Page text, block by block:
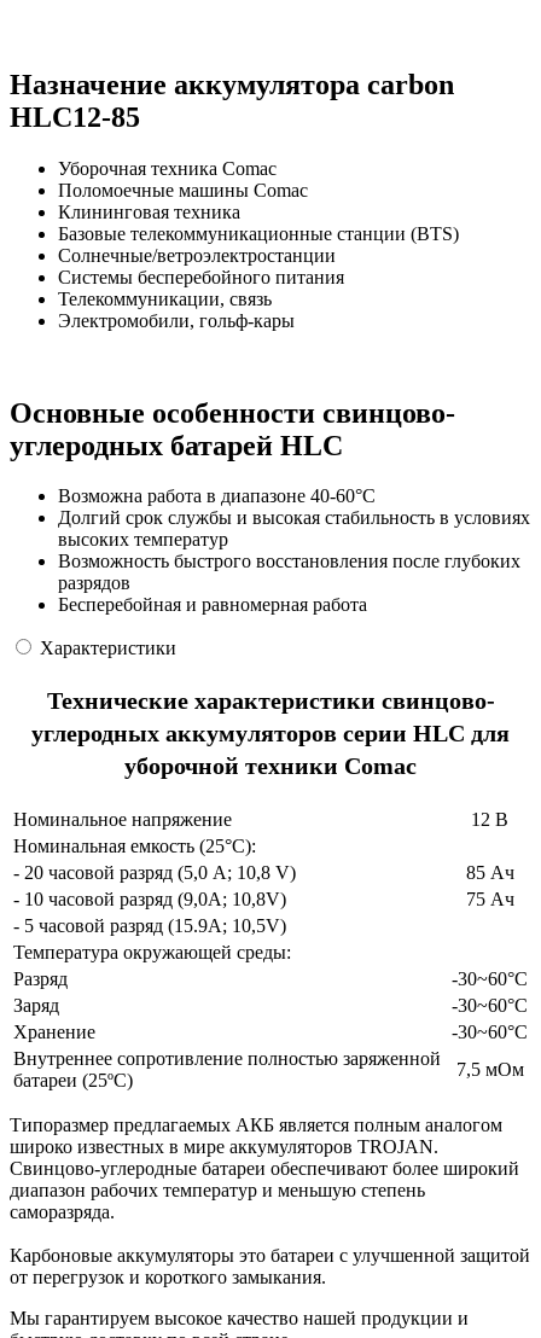
Назначение аккумулятора carbon
HLC12-85
Уборочная техника Comac
Поломоечные машины Comac
Клининговая техника
Базовые телекоммуникационные станции (BTS)
Солнечные/ветроэлектростанции
Системы бесперебойного питания
Телекоммуникации, связь
Электромобили, гольф-кары
Основные особенности свинцово-
углеродных батарей HLC
Возможна работа в диапазоне 40-60°С
Долгий срок службы и высокая стабильность в условиях
высоких температур
Возможность быстрого восстановления после глубоких
разрядов
Бесперебойная и равномерная работа
Характеристики
Технические характеристики cвинцово-
углеродных аккумуляторов серии HLC для
уборочной техники Comac
Номинальное напряжение
12 В
Номинальная емкость (25°С):
- 20 часовой разряд (5,0 А; 10,8 V)
85 Ач
- 10 часовой разряд (9,0А; 10,8V)
75 Ач
- 5 часовой разряд (15.9А; 10,5V)
Температура окружающей среды:
Разряд
-30~60°С
Заряд
-30~60°С
Хранение
-30~60°С
Внутреннее сопротивление полностью заряженной
батареи (25ºС)
7,5 мОм
Типоразмер предлагаемых АКБ является полным аналогом
широко известных в мире аккумуляторов TROJAN.
Свинцово-углеродные батареи обеспечивают более широкий
диапазон рабочих температур и меньшую степень
саморазряда.
Карбоновые аккумуляторы это батареи с улучшенной защитой
от перегрузок и короткого замыкания.
Мы гарантируем высокое качество нашей продукции и